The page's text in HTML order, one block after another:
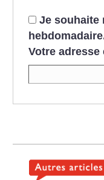
Je souhaite
Votre adresse